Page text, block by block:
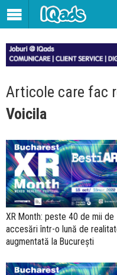
Articole care fac
Voicila
XR Month: peste 40 de mii de
accesări într-o lună de
augmentată la București